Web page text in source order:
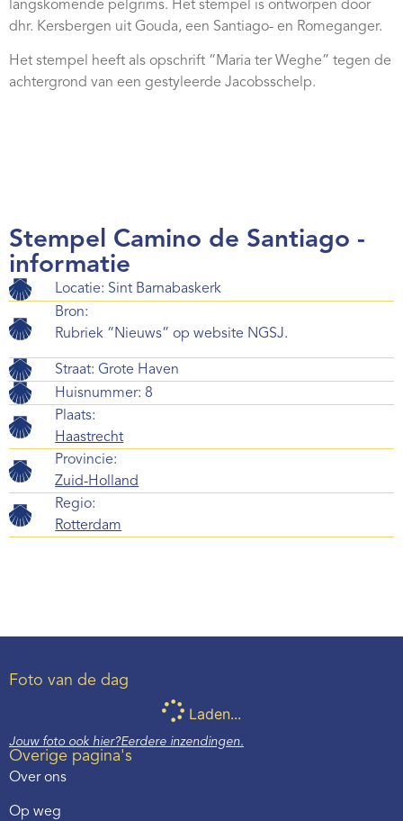
Webshop
langskomende pelgrims. Het stempel is ontworpen door
dhr. Kersbergen uit Gouda, een Santiago- en Romeganger.
Het stempel heeft als opschrift “Maria ter Weghe” tegen de
achtergrond van een gestyleerde Jacobsschelp.
Stempel Camino de Santiago -
informatie
Locatie: Sint Barnabaskerk
Bron:
Rubriek “Nieuws” op website NGSJ.
Straat: Grote Haven
Huisnummer: 8
Plaats:
Haastrecht
Provincie:
Zuid-Holland
Regio:
Rotterdam
Foto van de dag
Laden...
Jouw foto ook hier?Eerdere inzendingen.
Overige pagina's
Over ons
Op weg